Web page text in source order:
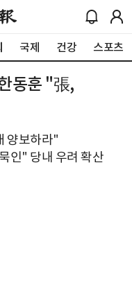
국제 건강 스포츠
동훈 "張,
양보하라"
인" 당내 우려 확산